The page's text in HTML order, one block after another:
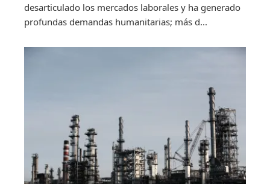
desarticulado los mercados laborales y ha generado
profundas demandas humanitarias; más d...